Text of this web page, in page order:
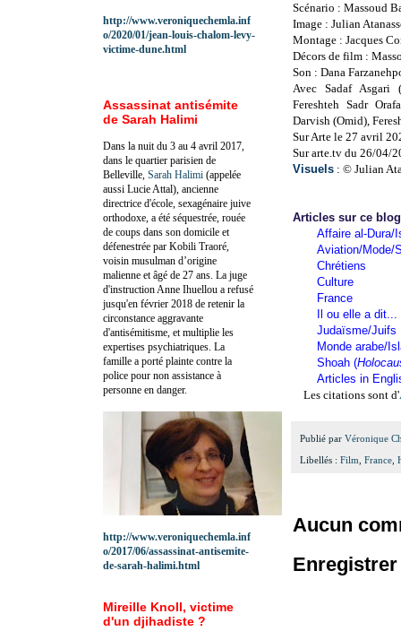
Scénario : Massoud
Image : Julian
Montage : Jacques
Décors de film :
Son : Dana
Avec Sadaf Asgari
Fereshteh Sadr
Darvish (Omid),
Sur Arte le 27 avril
Sur arte.tv du 26/04/
Visuels : © Julian
Articles sur ce
Affaire al-Dura/
Aviation/Mode/
Chrétiens
Culture
France
Il ou elle a dit...
Judaïsme/Juifs
Monde arabe/
Shoah (
Articles in
Les citations sont d'
Publié par Véronique
Libellés : Film, France,
Aucun
http://www.veroniquechemla.inf
o/2020/01/jean-louis-chalom-levy-
victime-dune.html
Assassinat antisémite
de Sarah Halimi
Dans la nuit du 3 au 4 avril 2017,
dans le quartier parisien de
Belleville, Sarah Halimi (appelée
aussi Lucie Attal), ancienne
directrice d'école, sexagénaire juive
orthodoxe, a été séquestrée, rouée
de coups dans son domicile et
défenestrée par Kobili Traoré,
voisin musulman d’origine
malienne et âgé de 27 ans. La juge
d'instruction Anne Ihuellou a refusé
jusqu'en février 2018 de retenir la
circonstance aggravante
d'antisémitisme, et multiplie les
expertises psychiatriques. La
famille a porté plainte contre la
police pour non assistance à
personne en danger.
http://www.veroniquechemla.inf
o/2017/06/assassinat-antisemite-
de-sarah-halimi.html
Mireille Knoll, victime
d'un djihadiste ?